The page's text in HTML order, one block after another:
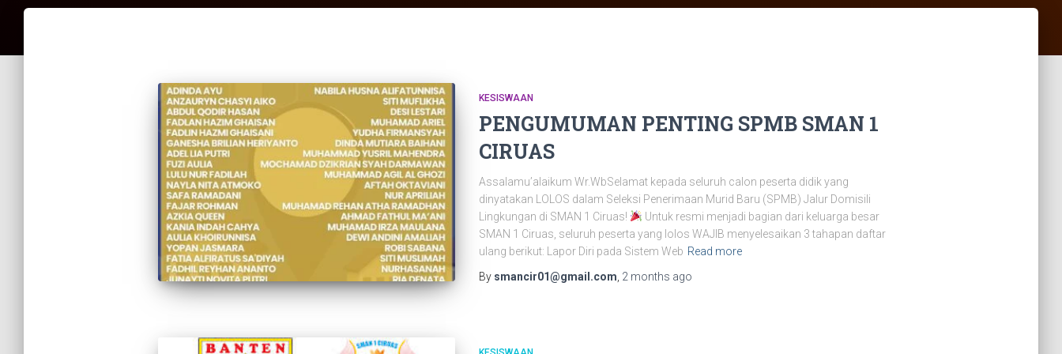
KESISWAAN
PENGUMUMAN PENTING SPMB SMAN 1
CIRUAS
Assalamu’alaikum Wr.WbSelamat kepada seluruh calon peserta didik yang
dinyatakan LOLOS dalam Seleksi Penerimaan Murid Baru (SPMB) Jalur Domisili
Lingkungan di SMAN 1 Ciruas!
Untuk resmi menjadi bagian dari keluarga besar
SMAN 1 Ciruas, seluruh peserta yang lolos WAJIB menyelesaikan 3 tahapan daftar
ulang berikut: Lapor Diri pada Sistem Web Read more
By smancir01@gmail.com 2 months ago